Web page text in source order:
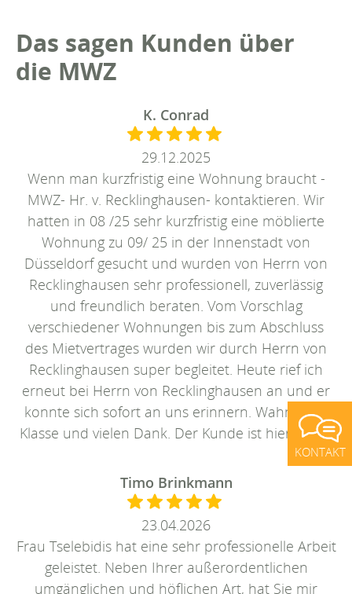
Das sagen Kunden über
die MWZ
K. Conrad
29.12.2025
Wenn man kurzfristig eine Wohnung braucht -
MWZ- Hr. v. Recklinghausen- kontaktieren. Wir
hatten in 08 /25 sehr kurzfristig eine möblierte
Wohnung zu 09/ 25 in der Innenstadt von
Düsseldorf gesucht und wurden von Herrn von
Recklinghausen sehr professionell, zuverlässig
und freundlich beraten. Vom Vorschlag
verschiedener Wohnungen bis zum Abschluss
des Mietvertrages wurden wir durch Herrn von
Recklinghausen super begleitet. Heute rief ich
erneut bei Herrn von Recklinghausen an und er
konnte sich sofort an uns erinnern. Wahnsinn -
Klasse und vielen Dank. Der Kunde ist hier König.
Timo Brinkmann
23.04.2026
Frau Tselebidis hat eine sehr professionelle Arbeit
geleistet. Neben Ihrer außerordentlichen
umgänglichen und höflichen Art, hat Sie mir
KONTAKT